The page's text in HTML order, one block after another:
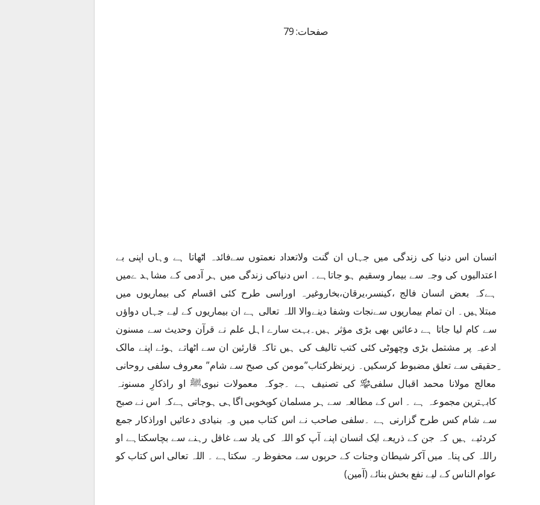
صفحات: 79
انسان اس دنیا کی زندگی میں جہاں ان گنت ولاتعداد نعمتوں سےفائدہ اٹھاتا ہے وہاں اپنی بے
اعتدالیوں کی وجہ سے بیمار وسقیم ہو جاتاہے۔ اس دنیاکی زندگی میں ہر آدمی کے مشاہد ےمیں
ہےکہ بعض انسان فالج ،کینسر،یرقان،بخاروغیرہ اوراسی طرح کئی اقسام کی بیماریوں میں
مبتلاہیں۔ ان تمام بیماریوں سےنجات وشفا دینےوالا اللہ تعالی ہے ان بیماریوں کے لیے جہاں دواؤں
سے کام لیا جاتا ہے دعائیں بھی بڑی مؤثر ہیں۔بہت سارے اہل علم نے قرآن وحدیث سے مسنون
ادعیہ پر مشتمل بڑی وچھوٹی کئی کتب تالیف کی ہیں تاکہ قارئین ان سے اٹھاتے ہوئے اپنے مالک
ِحقیقی سے تعلق مضبوط کرسکیں۔ زیرنظرکتاب”مومن کی صبح سے شام” معروف سلفی روحانی
معالج مولانا محمد اقبال سلفی﷾ کی تصنیف ہے ۔جوکہ معمولات نبویﷺ او راذکارِ مسنونہ
کابہترین مجموعہ ہے ۔ اس کے مطالعہ سے ہر مسلمان کوبخوبی اگاہی ہوجاتی ہےکہ اس نے صبح
سے شام کس طرح گزارنی ہے ۔سلفی صاحب نے اس کتاب میں وہ بنیادی دعائیں اوراذکار جمع
کردئیے ہیں کہ جن کے ذریعے ایک انسان اپنے آپ کو اللہ کی یاد سے غافل رہنے سے بچاسکتاہے او
راللہ کی پناہ میں آکر شیطان وجنات کے حربوں سے محفوظ رہ سکتاہے ۔ اللہ تعالی اس کتاب کو
عوام الناس کے لیے نفع بخش بنائے (آمین)